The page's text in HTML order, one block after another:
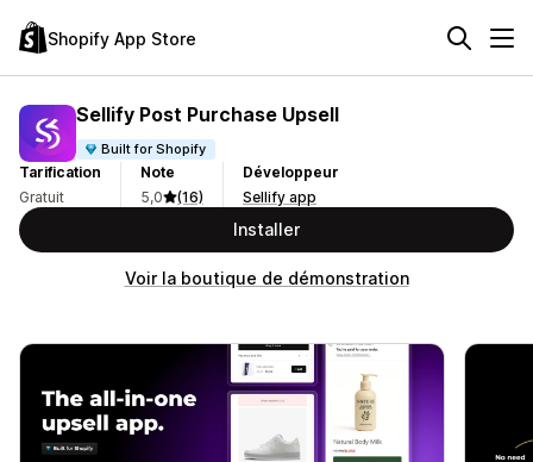
Shopify App Store
Sellify Post Purchase Upsell
Built for Shopify
Tarification
Gratuit
Note
5,0
(16)
Développeur
Sellify app
Installer
Voir la boutique de démonstration